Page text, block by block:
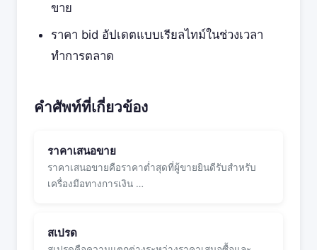
ขาย
ราคา bid อัปเดตแบบเรียลไทม์ในช่วงเวลา
ทำการตลาด
คำศัพท์ที่เกี่ยวข้อง
ราคาเสนอขาย
ราคาเสนอขายคือราคาต่ำสุดที่ผู้ขายยินดีรับสำหรับ
เครื่องมือทางการเงิน …
สเปรด